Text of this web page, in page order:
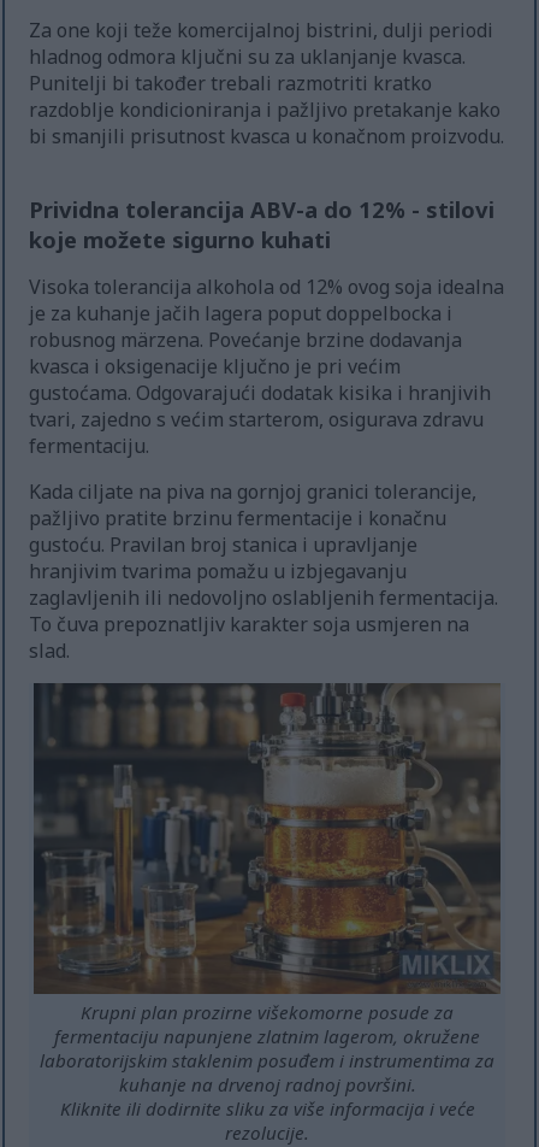
Za one koji teže komercijalnoj bistrini, dulji periodi
hladnog odmora ključni su za uklanjanje kvasca.
Punitelji bi također trebali razmotriti kratko
razdoblje kondicioniranja i pažljivo pretakanje kako
bi smanjili prisutnost kvasca u konačnom proizvodu.
Prividna tolerancija ABV-a do 12% - stilovi
koje možete sigurno kuhati
Visoka tolerancija alkohola od 12% ovog soja idealna
je za kuhanje jačih lagera poput doppelbocka i
robusnog märzena. Povećanje brzine dodavanja
kvasca i oksigenacije ključno je pri većim
gustoćama. Odgovarajući dodatak kisika i hranjivih
tvari, zajedno s većim starterom, osigurava zdravu
fermentaciju.
Kada ciljate na piva na gornjoj granici tolerancije,
pažljivo pratite brzinu fermentacije i konačnu
gustoću. Pravilan broj stanica i upravljanje
hranjivim tvarima pomažu u izbjegavanju
zaglavljenih ili nedovoljno oslabljenih fermentacija.
To čuva prepoznatljiv karakter soja usmjeren na
slad.
Krupni plan prozirne višekomorne posude za
fermentaciju napunjene zlatnim lagerom, okružene
laboratorijskim staklenim posuđem i instrumentima za
kuhanje na drvenoj radnoj površini.
Kliknite ili dodirnite sliku za više informacija i veće
rezolucije.